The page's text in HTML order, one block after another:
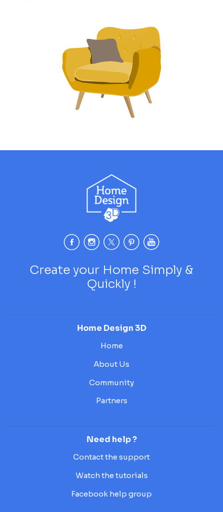
Create your Home Simply &
Quickly !
Home Design 3D
Home
About Us
Community
Partners
Need help ?
Contact the support
Watch the tutorials
Facebook help group